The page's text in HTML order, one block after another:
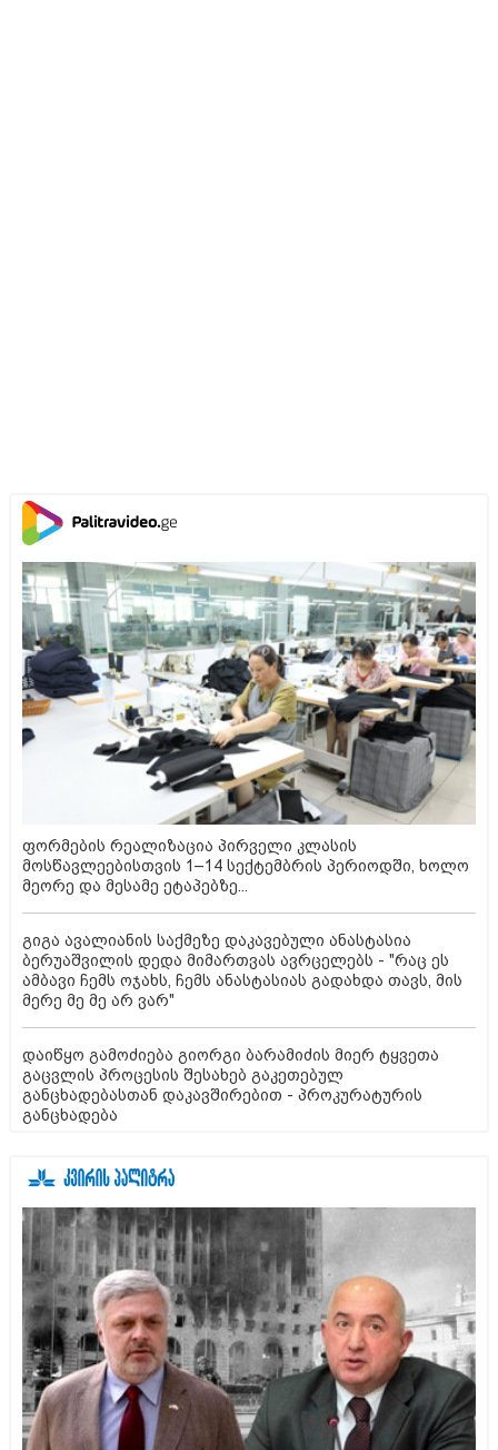
ფორმების რეალიზაცია პირველი კლასის
მოსწავლეებისთვის 1–14 სექტემბრის პერიოდში, ხოლო
მეორე და მესამე ეტაპებზე...
გიგა ავალიანის საქმეზე დაკავებული ანასტასია
ბერუაშვილის დედა მიმართვას ავრცელებს - "რაც ეს
ამბავი ჩემს ოჯახს, ჩემს ანასტასიას გადახდა თავს, მის
მერე მე მე არ ვარ"
დაიწყო გამოძიება გიორგი ბარამიძის მიერ ტყვეთა
გაცვლის პროცესის შესახებ გაკეთებულ
განცხადებასთან დაკავშირებით - პროკურატურის
განცხადება